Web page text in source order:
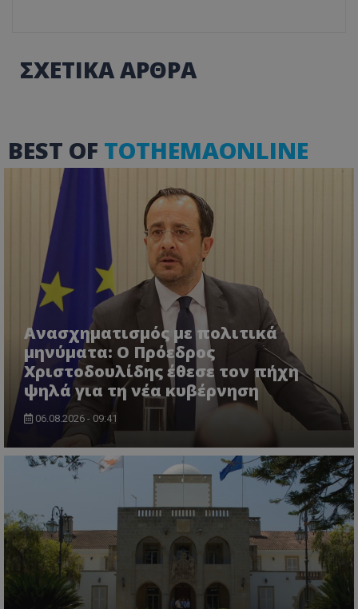
ΣΧΕΤΙΚΑ ΑΡΘΡΑ
BEST OF TOTHEMAONLINE
Ανασχηματισμός με πολιτικά
μηνύματα: Ο Πρόεδρος
Χριστοδουλίδης έθεσε τον πήχη
ψηλά για τη νέα κυβέρνηση
06.08.2026 - 09:41